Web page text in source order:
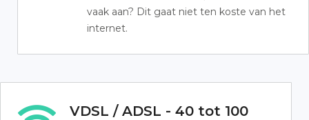
vaak aan? Dit gaat niet ten koste van het
internet.
VDSL / ADSL - 40 tot 100